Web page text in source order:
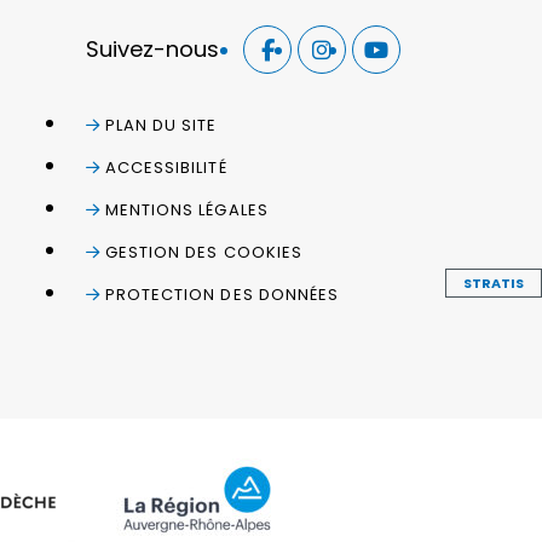
Suivez-nous
PLAN DU SITE
ACCESSIBILITÉ
MENTIONS LÉGALES
GESTION DES COOKIES
PROTECTION DES DONNÉES
STRATIS